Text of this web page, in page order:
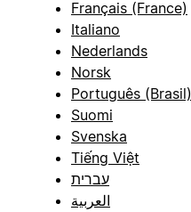
Français (France)
Italiano
Nederlands
Norsk
Português (Brasil)
Suomi
Svenska
Tiếng Việt
עברית
العربية